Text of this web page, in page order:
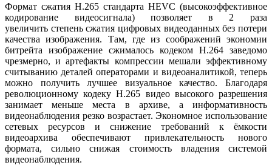
Формат сжатия H.265 стандарта HEVC (высокоэффективное
кодирование видеосигнала) позволяет в 2 раза
увеличить степень сжатия цифровых видеоданных без потери
качества изображения. Там, где из соображений экономии
битрейта изображение сжималось кодеком Н.264 заведомо
чрезмерно, и артефакты компрессии мешали эффективному
считыванию деталей операторами и видеоаналитикой, теперь
можно получить лучшее визуальное качество. Благодаря
революционному кодеку H.265 видео высокого разрешения
занимает меньше места в архиве, а информативность
видеонаблюдения резко возрастает. Экономное использование
сетевых ресурсов и снижение требований к ёмкости
видеоархива обеспечивают привлекательность нового
формата, сильно снижая стоимость владения системой
видеонаблюдения.